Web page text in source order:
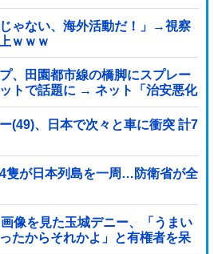
ゃない、海外活動だ！」→視察
ｗｗｗ
、田園都市線の橋脚にスプレー
トで話題に → ネット「治安悪化
(49)、日本で次々と車に衝突 計7
隻が日本列島を一周…防衛省が全
像を見た玉城デニー、「うまい
たからそれかよ」と有権者を呆